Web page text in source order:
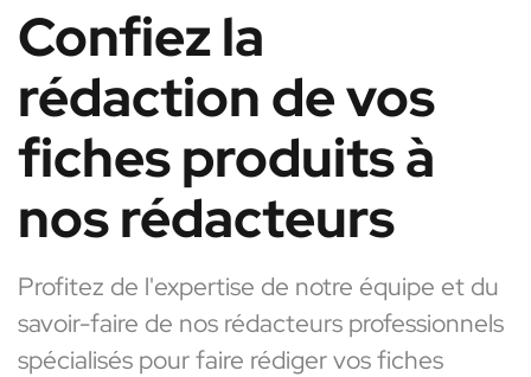
Confiez la
rédaction de vos
fiches produits à
nos rédacteurs
Profitez de l'expertise de notre équipe et du
savoir-faire de nos rédacteurs professionnels
spécialisés pour faire rédiger vos fiches